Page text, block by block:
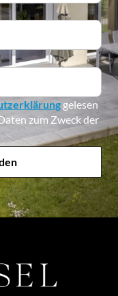
gelesen
zum Zweck der